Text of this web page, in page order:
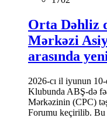
Orta Dəhliz
Mərkəzi
arasında
2026-cı il iyunun
Klubunda ABŞ-də
Mərkəzinin (CPC)
Forumu keçirilib.